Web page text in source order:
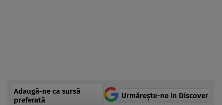
Adaugă-ne ca sursă
preferată
Urmărește-ne in Discover